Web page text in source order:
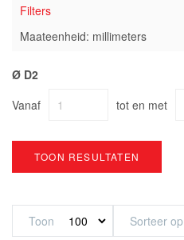
Filters
Maateenheid: millimeters
Ø D2
Vanaf
tot en met
TOON RESULTATEN
Toon Sorteer op